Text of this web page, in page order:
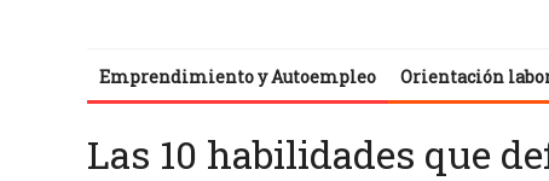
Emprendimiento y Autoempleo Orientación
Las 10 habilidades que